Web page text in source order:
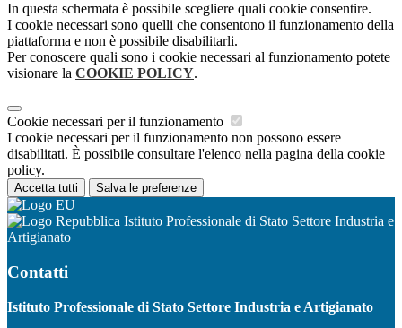
In questa schermata è possibile scegliere quali cookie consentire.
I cookie necessari sono quelli che consentono il funzionamento della
piattaforma e non è possibile disabilitarli.
Per conoscere quali sono i cookie necessari al funzionamento potete
visionare la COOKIE POLICY.
Cookie necessari per il funzionamento
I cookie necessari per il funzionamento non possono essere
disabilitati. È possibile consultare l'elenco nella pagina della cookie
policy.
Accetta tutti Salva le preferenze
Istituto Professionale di Stato Settore Industria e
Artigianato
Contatti
Istituto Professionale di Stato Settore Industria e Artigianato